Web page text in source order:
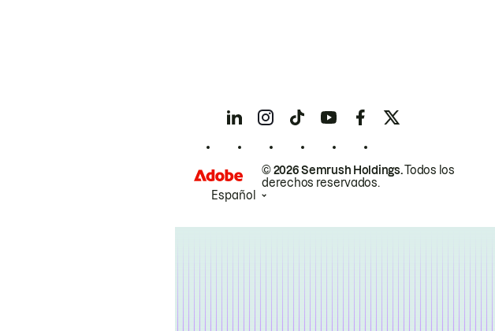
© 2026 Semrush Holdings.Todos los
derechos reservados.
Español